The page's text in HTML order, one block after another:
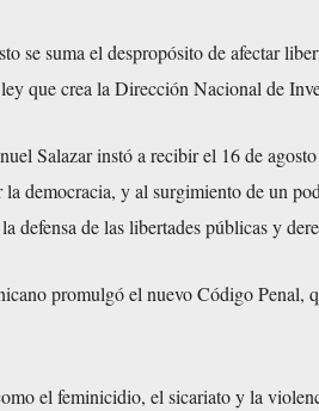
se suma el despropósito de afectar
que crea la Dirección Nacional de
Salazar instó a recibir el 16 de
democracia, y al surgimiento de un
defensa de las libertades públicas y
promulgó el nuevo Código Penal,
el feminicidio, el sicariato y la